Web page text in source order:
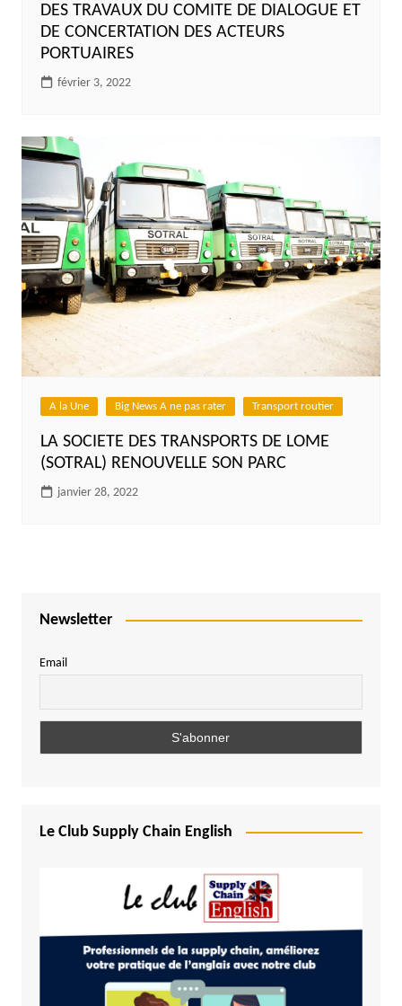
DES TRAVAUX DU COMITE DE DIALOGUE ET
DE CONCERTATION DES ACTEURS
PORTUAIRES
février 3, 2022
A la Une Big News A ne pas rater Transport routier
LA SOCIETE DES TRANSPORTS DE LOME
(SOTRAL) RENOUVELLE SON PARC
janvier 28, 2022
Newsletter
Email
Le Club Supply Chain English